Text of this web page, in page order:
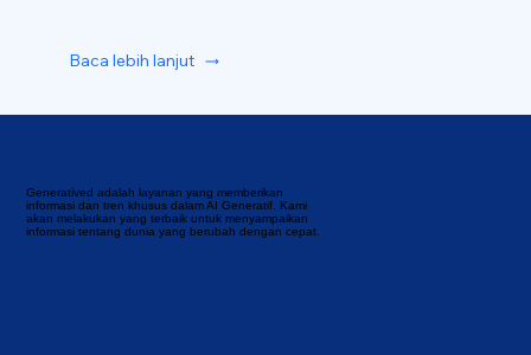
Generatived adalah layanan yang memberikan
informasi dan tren khusus dalam AI Generatif. Kami
akan melakukan yang terbaik untuk menyampaikan
informasi tentang dunia yang berubah dengan cepat.
Baca lebih lanjut